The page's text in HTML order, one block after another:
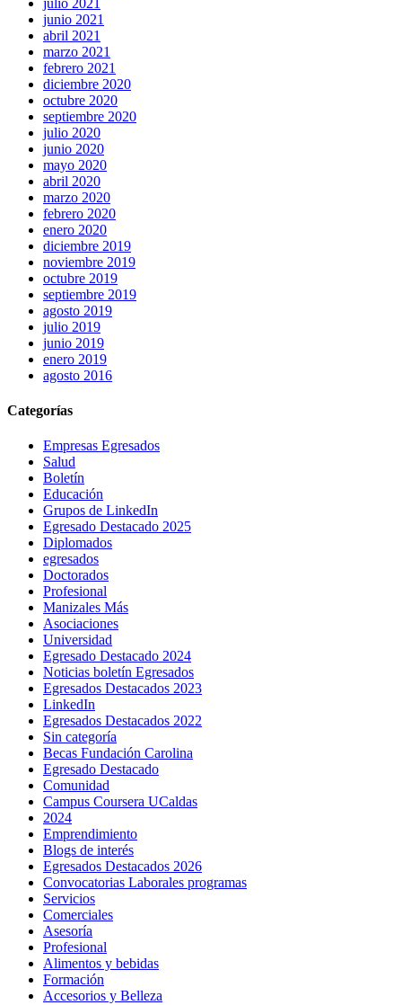
junio 2021
abril 2021
marzo 2021
febrero 2021
diciembre 2020
octubre 2020
septiembre 2020
julio 2020
junio 2020
mayo 2020
abril 2020
marzo 2020
febrero 2020
enero 2020
diciembre 2019
noviembre 2019
octubre 2019
septiembre 2019
agosto 2019
julio 2019
junio 2019
enero 2019
agosto 2016
Categorías
Empresas Egresados
Salud
Boletín
Educación
Grupos de LinkedIn
Egresado Destacado 2025
Diplomados
egresados
Doctorados
Profesional
Manizales Más
Asociaciones
Universidad
Egresado Destacado 2024
Noticias boletín Egresados
Egresados Destacados 2023
LinkedIn
Egresados Destacados 2022
Sin categoría
Becas Fundación Carolina
Egresado Destacado
Comunidad
Campus Coursera UCaldas
2024
Emprendimiento
Blogs de interés
Egresados Destacados 2026
Convocatorias Laborales programas
Servicios
Comerciales
Asesoría
Profesional
Alimentos y bebidas
Formación
Accesorios y Belleza